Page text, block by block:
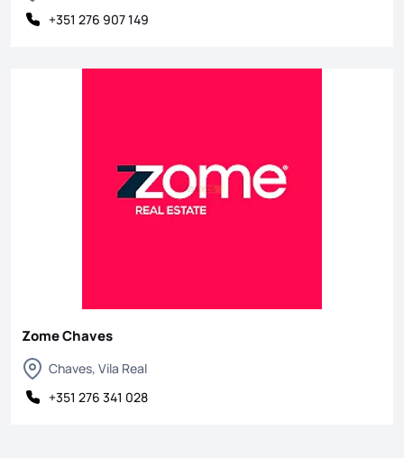
+351 276 907 149
Zome Chaves
Chaves, Vila Real
+351 276 341 028